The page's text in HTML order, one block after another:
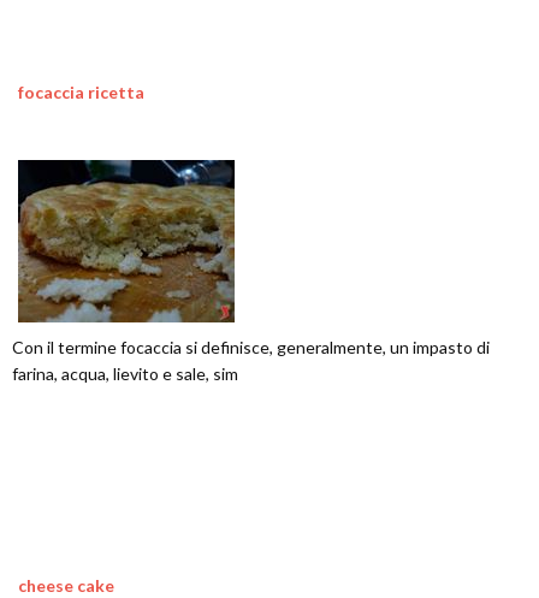
focaccia ricetta
Con il termine focaccia si definisce, generalmente, un impasto di
farina, acqua, lievito e sale, sim
cheese cake